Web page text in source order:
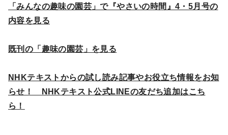
「みんなの趣味の園芸」で『やさいの時間』4・5月号の
内容を見る
既刊の「趣味の園芸」を見る
NHKテキストからの試し読み記事やお役立ち情報をお知
らせ！ NHKテキスト公式LINEの友だち追加はこち
ら！